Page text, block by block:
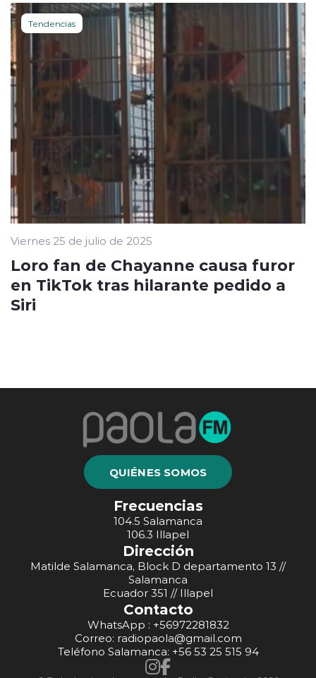
Tendencias
Viernes 25 de julio de 2025
Loro fan de Chayanne causa furor
en TikTok tras hilarante pedido a
Siri
QUIÉNES SOMOS
Frecuencias
104.5 Salamanca
106.3 Illapel
Dirección
Matilde Salamanca, Block D departamento 13 //
Salamanca
Ecuador 351 // Illapel
Contacto
WhatsApp : +56972281832
Correo: radiopaola@gmail.com
Teléfono Salamanca: +56 53 25 515 94